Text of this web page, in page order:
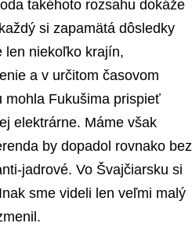
takéhoto rozsahu dokáže
si zapamätá dôsledky
len niekoľko krajín,
a v určitom časovom
mohla Fukušima prispieť
elektrárne. Máme však
by dopadol rovnako bez
jadrové. Vo Švajčiarsku si
sme videli len veľmi malý